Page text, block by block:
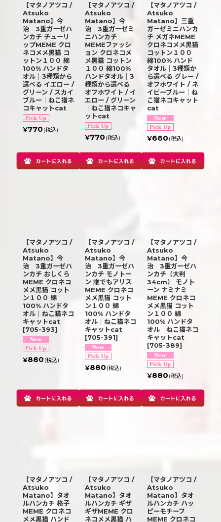
【マタノアツコ /
Atsuko
Matano】今
治 3重ガーゼハ
ンカチ チューリ
ップMEME クロ
ネコメメ黒猫 コ
ットン１００ 綿
100% ハンドタ
オル｜3種類から
選べる イエロー /
グリーン / スカイ
ブルー｜ねこ猫ネ
コキャットcat
¥770 (税込)
【マタノアツコ /
Atsuko
Matano】今
治 3重ガーゼミ
ニハンカチ
MEMEファッシ
ョン クロネコメ
メ黒猫 コットン
１００ 綿100%
ハンドタオル｜3
種類から選べる
オフホワイト / イ
エロー / グリーン
｜ねこ猫ネコキャ
ットcat
¥770 (税込)
【マタノアツコ /
Atsuko
Matano】三重
ガーゼミニハンカ
チ メガネMEME
クロネコメメ黒猫
コットン１００
綿100% ハンド
タオル｜3種類か
ら選べる グレー /
オフホワイト / ネ
イビーブルー｜ね
こ猫ネコキャット
cat
¥660 (税込)
【マタノアツコ /
Atsuko
Matano】今
治 3重ガーゼハ
ンカチ おしくら
MEME クロネコ
メメ黒猫 コット
ン１００ 綿
100% ハンドタ
オル｜ねこ猫ネコ
キャットcat
[705-393]
¥880 (税込)
【マタノアツコ /
Atsuko
Matano】今
治 3重ガーゼハ
ンカチ モノトー
ン 誰でもアリス
MEME クロネコ
メメ黒猫 コット
ン１００ 綿
100% ハンドタ
オル｜ねこ猫ネコ
キャットcat
[705-391]
¥880 (税込)
【マタノアツコ /
Atsuko
Matano】今
治 3重ガーゼハ
ンカチ（大判
34cm） モノト
ーン ナミナミ
MEME クロネコ
メメ黒猫 コット
ン１００ 綿
100% ハンドタ
オル｜ねこ猫ネコ
キャットcat
[705-389]
¥880 (税込)
【マタノアツコ /
Atsuko
Matano】タオ
ルハンカチ 格子
MEME クロネコ
メメ黒猫 ハンド
【マタノアツコ /
Atsuko
Matano】タオ
ルハンカチ ギザ
ギザMEME クロ
ネコメメ黒猫 ハ
【マタノアツコ /
Atsuko
Matano】タオ
ルハンカチ ハッ
ピーモチーフ
MEME クロネコ